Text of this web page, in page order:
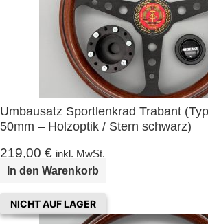
Umbausatz Sportlenkrad Trabant
50mm – Holzoptik / Stern schwarz)
219,00 € inkl. MwSt.
In den Warenkorb
NICHT AUF LAGER